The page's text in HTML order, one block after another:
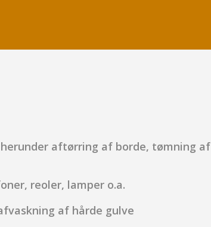
aftørring af borde, tømning af
reoler, lamper o.a.
af hårde gulve